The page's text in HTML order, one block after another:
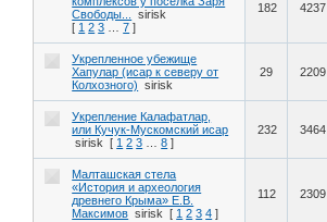
Свободы...
sirisk
[ 1 2 3 7 ]
182 4237
Укрепленное убежище
Хапулар (исар к северу от
Колхозного)
sirisk
29 2209
Укрепление Калафатлар,
или Кучук-Мускомский исар
sirisk
[ 1 2 3 8 ]
232 3464
Малташская стела
«История и археология
древнего Крыма» Е.В.
Максимов sirisk [ 1 2 3 4 ]
112 2309